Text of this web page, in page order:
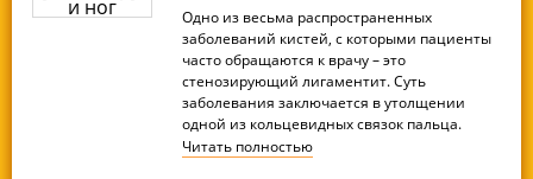
Одно из весьма распространенных
заболеваний кистей, с которыми пациенты
часто обращаются к врачу – это
стенозирующий лигаментит. Суть
заболевания заключается в утолщении
одной из кольцевидных связок пальца.
Читать полностью